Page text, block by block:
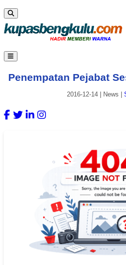
Penempatan Pejabat
2016-12-14 News